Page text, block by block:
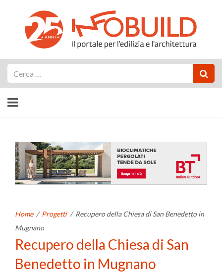
Home / Progetti / Recupero della Chiesa di San Benedetto in
Mugnano
Recupero della Chiesa di San
Benedetto in Mugnano